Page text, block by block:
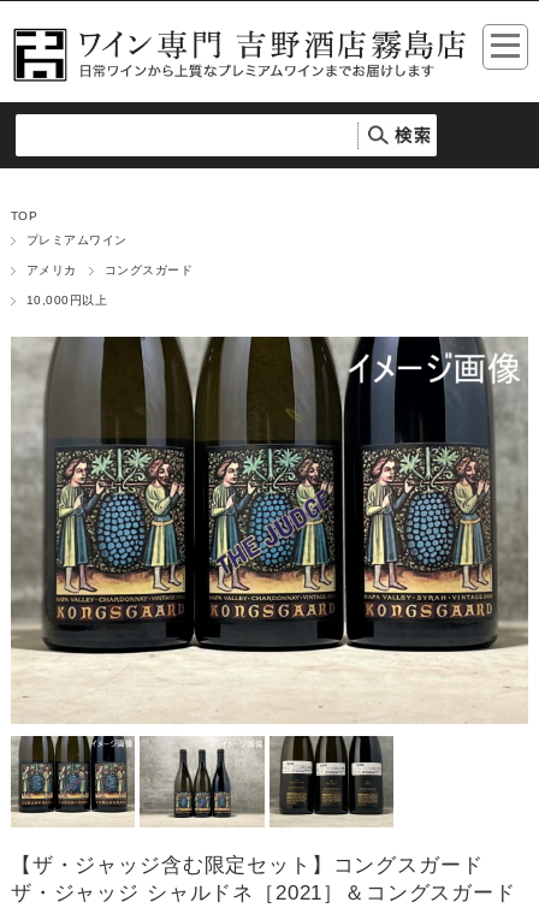
TOP
プレミアムワイン
アメリカ コングスガード
10,000円以上
【ザ・ジャッジ含む限定セット】コングスガード
ザ・ジャッジ シャルドネ［2021］＆コングスガード